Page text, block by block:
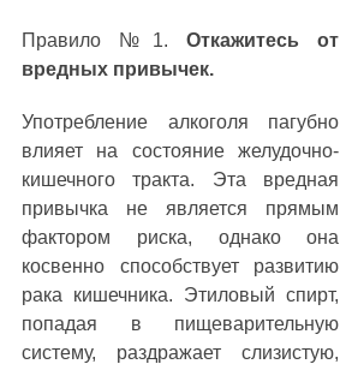
Правило №1. Откажитесь от
вредных привычек.
Употребление алкоголя пагубно
влияет на состояние желудочно-
кишечного тракта. Эта вредная
привычка не является прямым
фактором риска, однако она
косвенно способствует развитию
рака кишечника. Этиловый спирт,
попадая в пищеварительную
систему, раздражает слизистую,